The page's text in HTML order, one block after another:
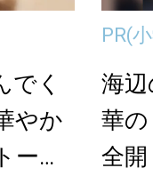
でく
やか
ーン
PR(
海
華
全